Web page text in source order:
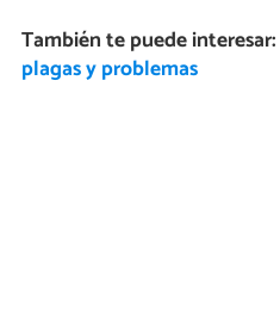
También te puede interesar:
plagas y problemas